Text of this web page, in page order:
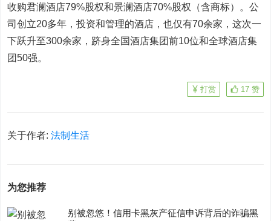
收购君澜酒店79%股权和景澜酒店70%股权（含商标）。公
司创立20多年，投资和管理的酒店，也仅有70余家，这次一
下跃升至300余家，跻身全国酒店集团前10位和全球酒店集
团50强。
17 赞
打赏
关于作者:法制生活
为您推荐
别被忽悠！信用卡黑灰产征信申诉背后的诈骗黑